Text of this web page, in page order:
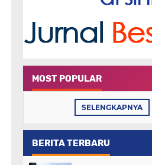
MOST POPULAR
SELENGKAPNYA
BERITA TERBARU